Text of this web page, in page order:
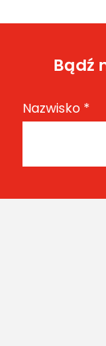
Bądź
Nazwisko *